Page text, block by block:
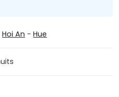
Hoi An -Hue